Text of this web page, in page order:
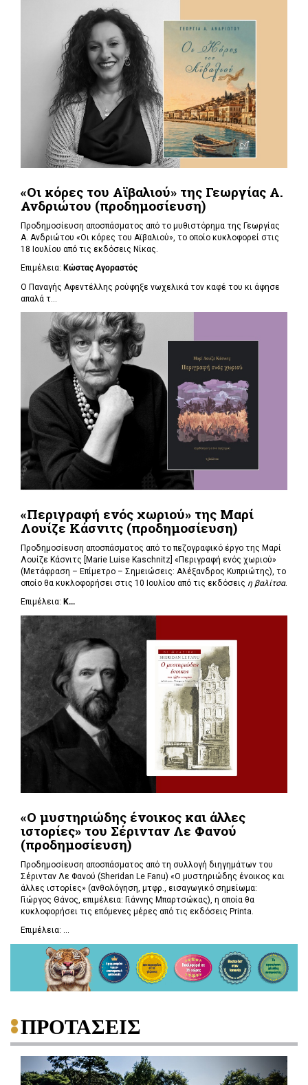
«Οι κόρες του Αϊβαλιού» της Γεωργίας Α.
Ανδριώτου (προδημοσίευση)
Προδημοσίευση αποσπάσματος από το μυθιστόρημα της Γεωργίας
Α. Ανδριώτου «Οι κόρες του Αϊβαλιού», το οποίο κυκλοφορεί στις
18 Ιουλίου από τις εκδόσεις Νίκας.
Επιμέλεια: Κώστας Αγοραστός
Ο Παναγής Αφεντέλλης ρούφηξε νωχελικά τον καφέ του κι άφησε
απαλά τ...
«Περιγραφή ενός χωριού» της Μαρί
Λουίζε Κάσνιτς (προδημοσίευση)
Προδημοσίευση αποσπάσματος από το πεζογραφικό έργο της Μαρί
Λουίζε Κάσνιτς [Marie Luise Kaschnitz] «Περιγραφή ενός χωριού»
(Μετάφραση – Επίμετρο – Σημειώσεις: Αλέξανδρος Κυπριώτης), το
οποίο θα κυκλοφορήσει στις 10 Ιουλίου από τις εκδόσεις η βαλίτσα.
Επιμέλεια: Κ...
«Ο μυστηριώδης ένοικος και άλλες
ιστορίες» του Σέρινταν Λε Φανού
(προδημοσίευση)
Προδημοσίευση αποσπάσματος από τη συλλογή διηγημάτων του
Σέρινταν Λε Φανού (Sheridan Le Fanu) «Ο μυστηριώδης ένοικος και
άλλες ιστορίες» (ανθολόγηση, μτφρ., εισαγωγικό σημείωμα:
Γιώργος Θάνος, επιμέλεια: Γιάννης Μπαρτσώκας), η οποία θα
κυκλοφορήσει τις επόμενες μέρες από τις εκδόσεις Printa.
Επιμέλεια: ...
ΠΡΟΤΑΣΕΙΣ